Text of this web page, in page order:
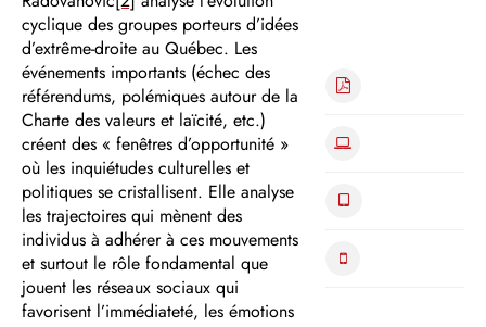
cyclique des groupes porteurs d’idées
d’extrême-droite au Québec. Les
événements importants (échec des
référendums, polémiques autour de la
Charte des valeurs et laïcité, etc.)
créent des « fenêtres d’opportunité »
où les inquiétudes culturelles et
politiques se cristallisent. Elle analyse
les trajectoires qui mènent des
individus à adhérer à ces mouvements
et surtout le rôle fondamental que
jouent les réseaux sociaux qui
favorisent l’immédiateté, les émotions